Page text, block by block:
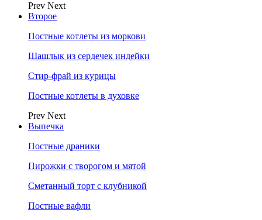
Prev Next
Второе
Постные котлеты из моркови
Шашлык из сердечек индейки
Стир-фрай из курицы
Постные котлеты в духовке
Prev Next
Выпечка
Постные драники
Пирожки с творогом и мятой
Сметанный торт с клубникой
Постные вафли